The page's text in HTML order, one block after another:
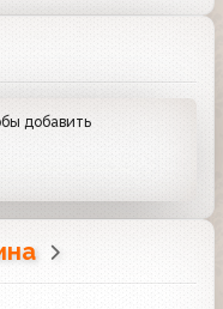
добавить